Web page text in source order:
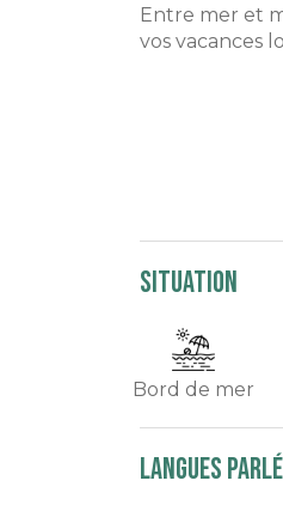
Entre mer et
vos vacances
Situation
Bord de mer
Langues